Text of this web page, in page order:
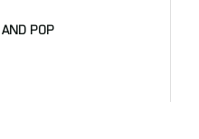
AND POP